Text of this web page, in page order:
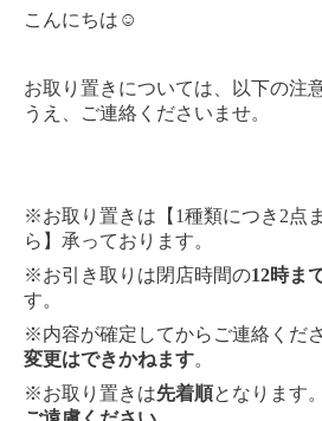
こんにちは☺︎
お取り置きについては、以下の注
うえ、ご連絡くださいませ。
※お取り置きは【1種類につき2点
ら】承っております。
※お引き取りは閉店時間の12時ま
す。
※内容が確定してからご連絡くだ
変更はできかねます。
※お取り置きは先着順となります。